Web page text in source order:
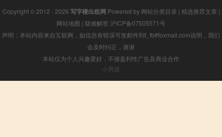
Copyright © 2012 - 2026 写字楼出租网 Powered by 网站分类目录 | 精选推荐文章 |
网站地图 | 疑难解答 沪ICP备07505571号
声明：本站内容来自互联网，如信息有错误可发邮件到f_fb#foxmail.com说明，我们
会及时纠正，谢谢
本站仅为个人兴趣爱好，不接盈利性广告及商业合作
小男孩